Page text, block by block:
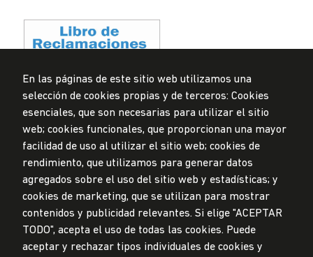
Privacidad de datos personales
Mesa de partes
Todos los derechos reservados
Diseñado por
LA UNIVERSIDAD DE LIMA ES MIEMBRO DE
En las páginas de este sitio web utilizamos una
selección de cookies propias y de terceros: Cookies
esenciales, que son necesarias para utilizar el sitio
web; cookies funcionales, que proporcionan una mayor
facilidad de uso al utilizar el sitio web; cookies de
rendimiento, que utilizamos para generar datos
agregados sobre el uso del sitio web y estadísticas; y
cookies de marketing, que se utilizan para mostrar
contenidos y publicidad relevantes. Si elige "ACEPTAR
TODO", acepta el uso de todas las cookies. Puede
aceptar y rechazar tipos individuales de cookies y